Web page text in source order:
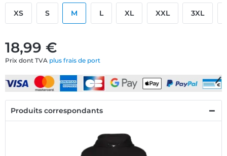
18,99 €
Prix dont TVA plus frais de port
XS S M L XL XXL 3XL
Produits correspondants